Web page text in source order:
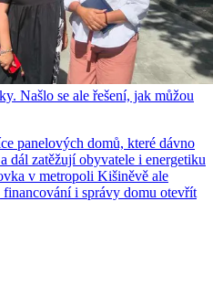
Našlo se ale řešení, jak můžou
panelových domů, které dávno
dál zatěžují obyvatele i energetiku
v metropoli Kišiněvě ale
i správy domu otevřít